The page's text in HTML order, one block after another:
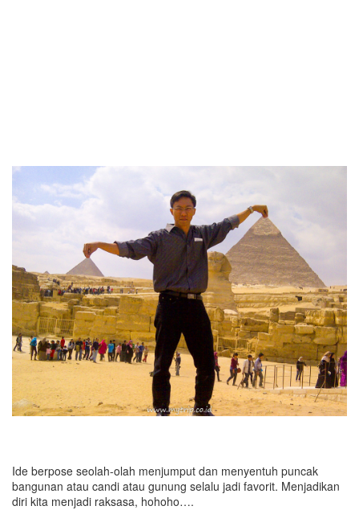
Ide berpose seolah-olah menjumput dan menyentuh puncak
bangunan atau candi atau gunung selalu jadi favorit. Menjadikan
diri kita menjadi raksasa, hohoho….